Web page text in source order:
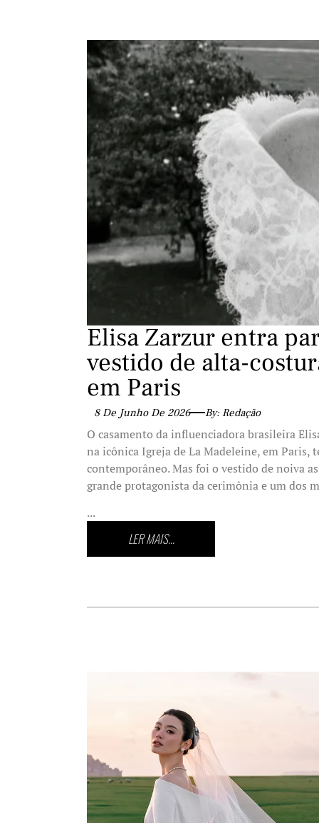
Elisa Zarzur entra
vestido de alta-
em Paris
8 De Junho De 2026 By: Redação
O casamento da influenciadora brasileira
na icônica Igreja de La Madeleine, em Paris,
contemporâneo. Mas foi o vestido de noiva
grande protagonista da cerimônia e um dos
...
LER MAIS...